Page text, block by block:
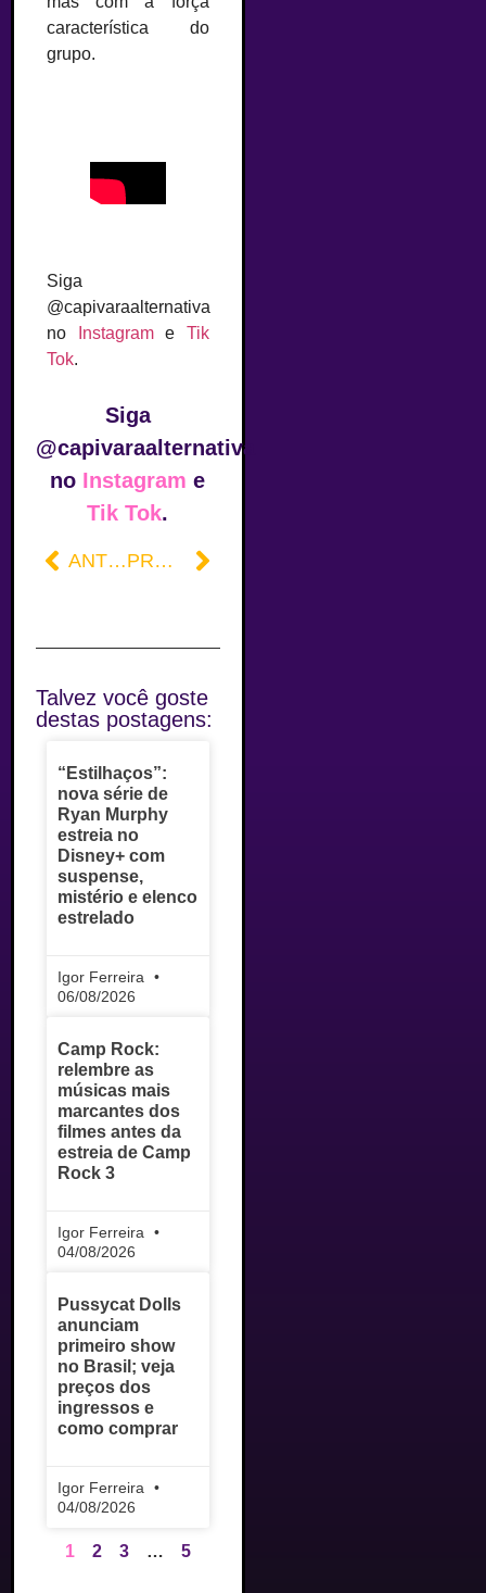
característica do
grupo.
Siga
@capivaraalternativa
no
Instagrame Tik
Tok.
Siga
@capivaraalternativa
no Instagram e
Tik Tok.
ANTERIOR PRÓXIMO
Talvez você goste
destas postagens:
“Estilhaços”:
nova série de
Ryan Murphy
estreia no
Disney+ com
suspense,
mistério e elenco
estrelado
Igor Ferreira
06/08/2026
Camp Rock:
relembre as
músicas mais
marcantes dos
filmes antes da
estreia de Camp
Rock 3
Igor Ferreira
04/08/2026
Pussycat Dolls
anunciam
primeiro show
no Brasil; veja
preços dos
ingressos e
como comprar
Igor Ferreira
04/08/2026
1 2 3 … 5